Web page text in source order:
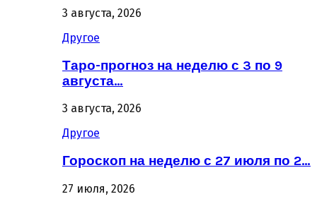
3 августа, 2026
Другое
Таро-прогноз на неделю с 3 по 9
августа…
3 августа, 2026
Другое
Гороскоп на неделю с 27 июля по 2…
27 июля, 2026